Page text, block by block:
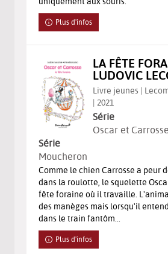
Plus d'infos
LA FÊTE
LUDOVIC
Livre jeunes |
| 2021
Série
Oscar et Carrosse
Série
Moucheron
Comme le chien Carrosse a peur
dans la roulotte, le squelette
fête foraine où il travaille.
des manèges mais lorsqu'il
dans le train fantôm...
Plus d'infos